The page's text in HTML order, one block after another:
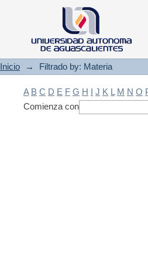
Filtrado by:
Inicio → Filtrado by: Materia
A B C D E F G H I J K L M N O
Comienza con